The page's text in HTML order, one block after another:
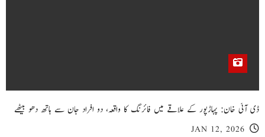
ڈی آئی خان: پہاڑپور کے علاقے میں فائرنگ کا واقعہ، دو افراد جان سے ہاتھ دھو بیٹھے
JAN 12, 2026